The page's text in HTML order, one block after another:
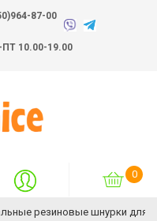
87-00
10.00-19.00
резиновые шнурки для